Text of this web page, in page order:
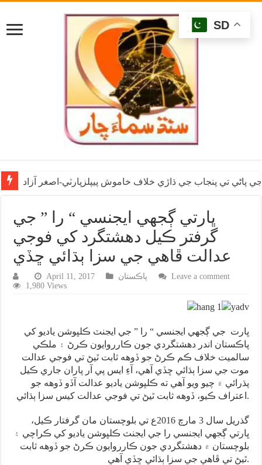
پاڻي تي پنجاب جي ڌاڙي خلاف خاموش پيپلزپارٽي-اصغر آزاد
ڀارتي ڳجهي ايجنسي “ را ” جي
گرفتر ڪيل دهشتگرد کي فوجي
عدالت ڦاهي جي سزا ٻڌائي ڇڏي
April 11, 2017 پاڪستان
Leave a comment
1,980 Views
ڀارت جي ڳجهي ايجنسي “ را ” جي ايجنٽ ڪلڀوشن ياديو کي
پاڪستان اندر دهشتگردي جون ڪارروايون ڪرڻ ۽ ملڪي
سالميت خلاف ڪم ڪرڻ جو ڏوهه ثابت ٿيڻ تي فوجي عدالت
موت جي سزا ٻڌائي ڇڏي آهي، آءِ ايس پي آر پاران جاري ڪيل
پڌرائي ۾ چيو ويو آهي ته ڪلڀوشن ياديو عدالت آڏو ڏوهه جو
اعتراف ڪيو، ڏوهه ثابت ٿيڻ تي فوجي عدالت کيس سزا ٻڌائي.
گذريل سال 3 مارچ 2016ع تي بلوچستان مان گرفتار ڪيل،
ڀارتي ڳجهي ايجنسي را جي ايجنٽ ڪلڀوشن ياديو کي ڪراچي ۽
بلوچستان ۾ دهشتگردي جون ڪارروايون ڪرڻ جو ڏوهه ثابت
ٿيڻ تي ڦاهي جي سزا ٻڌائي ڇڏي آهي.
SD